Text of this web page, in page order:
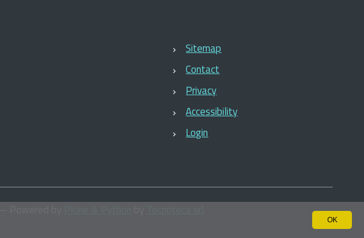
OK
Sitemap
Contact
Privacy
Accessibility
Login